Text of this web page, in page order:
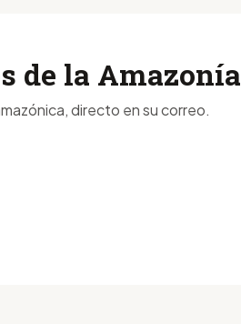
de la Amazonía
directo en su correo.